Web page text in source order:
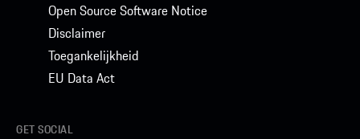
Open Source Software Notice
Disclaimer
Toegankelijkheid
EU Data Act
GET SOCIAL